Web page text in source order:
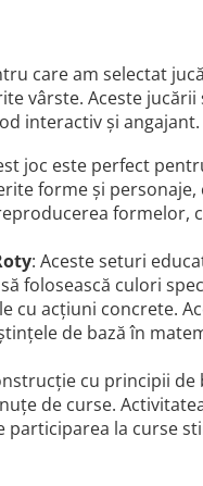
care am selectat
vârste. Aceste jucării
interactiv și angajant.
joc este perfect
forme și personaje,
formelor,
: Aceste seturi
folosească culori
cu acțiuni concrete.
de bază în
cu principii de
de curse.
participarea la curse